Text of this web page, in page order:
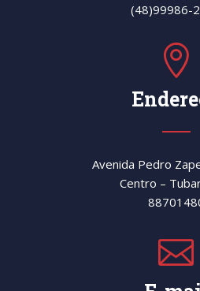
(48)99986-

Avenida Pedro
Centro –
